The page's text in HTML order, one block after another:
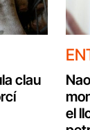
clau
el